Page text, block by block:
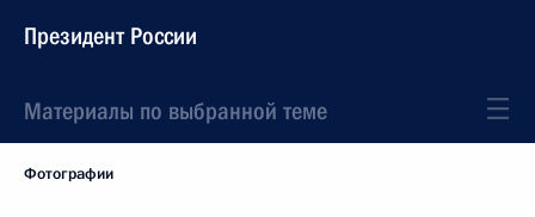
Президент России
Материалы по выбранной теме
Фотографии